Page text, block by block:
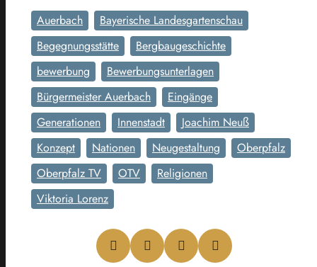
Auerbach
Bayerische Landesgartenschau
Begegnungsstätte
Bergbaugeschichte
bewerbung
Bewerbungsunterlagen
Bürgermeister Auerbach
Eingänge
Generationen
Innenstadt
Joachim Neuß
Konzept
Nationen Neugestaltung
Oberpfalz
Oberpfalz TV
OTV
Religionen
Viktoria Lorenz